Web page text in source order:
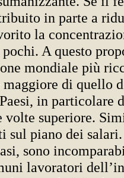
in parte a
la
A questo
mondiale più
di quello
in particolare
volte superiore.
sul piano dei
sono
lavoratori